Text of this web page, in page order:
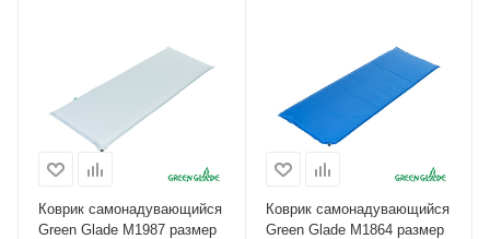
Коврик самонадувающийся
Green Glade M1987 размер
Коврик самонадувающийся
Green Glade M1864 размер